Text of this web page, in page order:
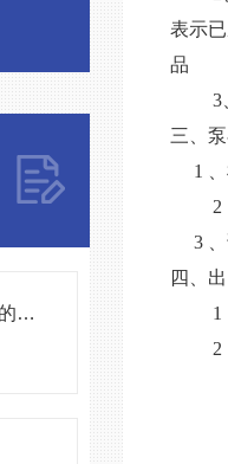
AI气动隔膜泵：工业流体输送的柔性革命
表示
品
3
三、
1
2
3
四、
1
2